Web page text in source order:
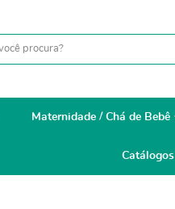
Maternidade / Chá de Bebê
Catálogos